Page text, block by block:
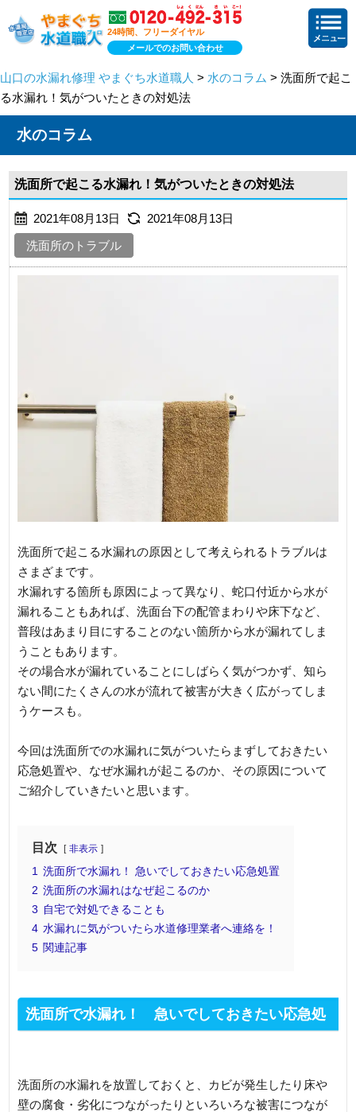
24時間、フリーダイヤル
メールでのお問い合わせ
山口の水漏れ修理 やまぐち水道職人 > 水のコラム > 洗面所で起こ
る水漏れ！気がついたときの対処法
水のコラム
洗面所で起こる水漏れ！気がついたときの対処法
2021年08月13日
2021年08月13日
洗面所のトラブル
洗面所で起こる水漏れの原因として考えられるトラブルは
さまざまです。
水漏れする箇所も原因によって異なり、蛇口付近から水が
漏れることもあれば、洗面台下の配管まわりや床下など、
普段はあまり目にすることのない箇所から水が漏れてしま
うこともあります。
その場合水が漏れていることにしばらく気がつかず、知ら
ない間にたくさんの水が流れて被害が大きく広がってしま
うケースも。
今回は洗面所での水漏れに気がついたらまずしておきたい
応急処置や、なぜ水漏れが起こるのか、その原因について
ご紹介していきたいと思います。
目次 非表示
1
洗面所で水漏れ！ 急いでしておきたい応急処置
2 洗面所の水漏れはなぜ起こるのか
3 自宅で対処できることも
4 水漏れに気がついたら水道修理業者へ連絡を！
5 関連記事
洗面所で水漏れ！ 急いでしておきたい応急処
洗面所の水漏れを放置しておくと、カビが発生したり床や
壁の腐食・劣化につながったりといろいろな被害につなが